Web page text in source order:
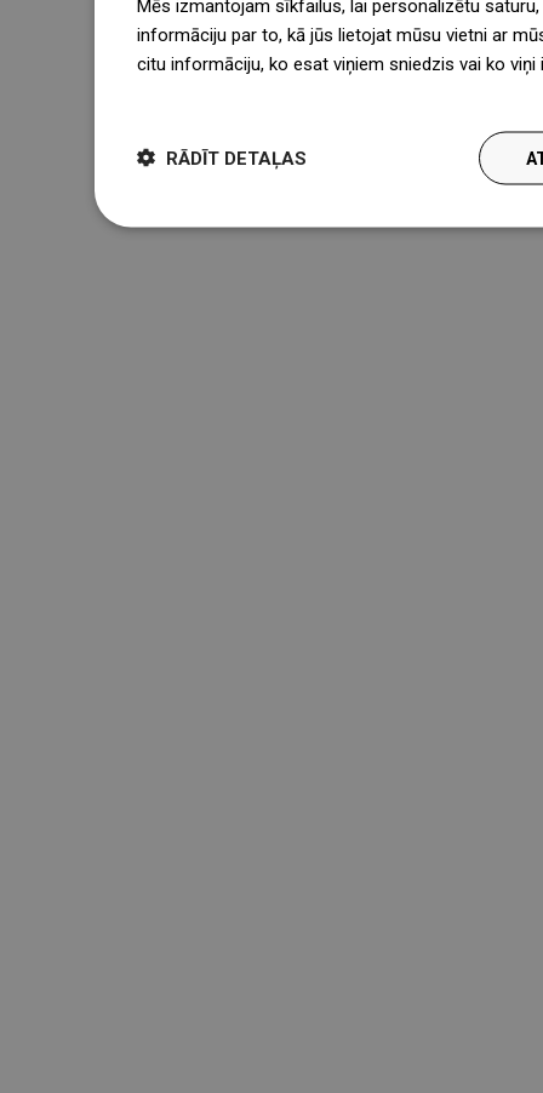
Mēs izmantojam sīkfailus, lai personalizētu
informāciju par to, kā jūs lietojat mūsu vietni ar
citu informāciju, ko esat viņiem sniedzis vai ko
RĀDĪT DETAĻAS